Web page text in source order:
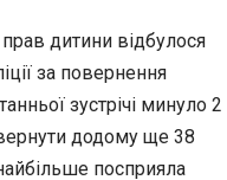
прав дитини відбулося
за повернення
зустрічі минуло 2
додому ще 38
посприяла